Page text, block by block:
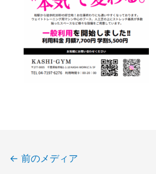
← 前のメディア